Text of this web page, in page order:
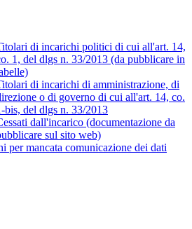
di incarichi politici di cui all'art. 14,
1, del dlgs n. 33/2013 (da pubblicare in
di incarichi di amministrazione, di
o di governo di cui all'art. 14, co.
bis, del dlgs n. 33/2013
dall'incarico (documentazione da
sul sito web)
per mancata comunicazione dei dati